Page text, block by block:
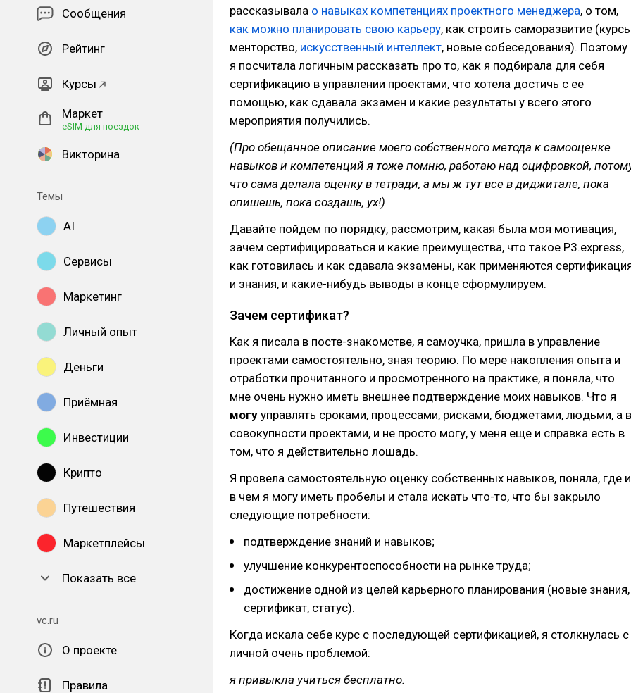
Сообщения
Рейтинг
Курсы
Маркет
eSIM для поездок
Викторина
Темы
AI
Сервисы
Маркетинг
Личный опыт
Деньги
Приёмная
Инвестиции
Крипто
Путешествия
Маркетплейсы
Показать все
vc.ru
О проекте
Правила
рассказывала о навыках компетенциях проектного менеджера, о том,
как можно планировать свою карьеру, как строить саморазвитие
менторство, искусственный интеллект, новые собеседования). Поэтому
я посчитала логичным рассказать про то, как я подбирала для себя
сертификацию в управлении проектами, что хотела достичь с ее
помощью, как сдавала экзамен и какие результаты у всего этого
мероприятия получились.
(Про обещанное описание моего собственного метода к самооценке
навыков и компетенций я тоже помню, работаю над оцифровкой,
что сама делала оценку в тетради, а мы ж тут все в диджитале, пока
опишешь, пока создашь, ух!)
Давайте пойдем по порядку, рассмотрим, какая была моя мотивация,
зачем сертифицироваться и какие преимущества, что такое P3.express,
как готовилась и как сдавала экзамены, как применяются
и знания, и какие-нибудь выводы в конце сформулируем.
Зачем сертификат?
Как я писала в посте-знакомстве, я самоучка, пришла в управление
проектами самостоятельно, зная теорию. По мере накопления опыта и
отработки прочитанного и просмотренного на практике, я поняла, что
мне очень нужно иметь внешнее подтверждение моих навыков. Что я
могу управлять сроками, процессами, рисками, бюджетами, людьми, а в
совокупности проектами, и не просто могу, у меня еще и справка есть в
том, что я действительно лошадь.
Я провела самостоятельную оценку собственных навыков, поняла, где и
в чем я могу иметь пробелы и стала искать что-то, что бы закрыло
следующие потребности:
подтверждение знаний и навыков;
улучшение конкурентоспособности на рынке труда;
достижение одной из целей карьерного планирования (новые знания,
сертификат, статус).
Когда искала себе курс с последующей сертификацией, я столкнулась с
личной очень проблемой:
я привыкла учиться бесплатно.